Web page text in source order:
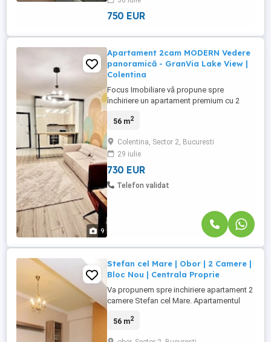
ideal pentru ...
750 EUR
9
Apartament 2cam MODERN Vedere
panoramică - GranVia Lake View |
Colentina
Focus Imobiliare vă propune spre
închiriere un apartament premium cu 2
dintre cele mai noi și apreciate ansambluri
din 10, într-un imobil finalizat în 2024,
prevăzut cu două lifturi, apartamentul
oferă o combinație ...
56 m2
Colentina, Sector 2, Bucuresti
29 iulie
730 EUR
Telefon validat
Stefan cel Mare | Obor | 2 Camere |
Bloc Nou | Centrala Proprie
Va propunem spre inchiriere apartament 2
camere Stefan cel Mare. Apartamentul
etaje, cu o suprafata utila de 60 mp, bloc
56 m2